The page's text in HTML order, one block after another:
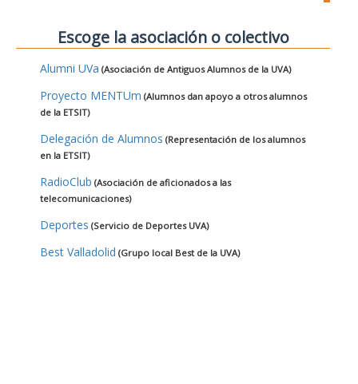
Escoge la asociación o colectivo
Alumni UVa (Asociación de Antiguos Alumnos de la UVA)
Proyecto MENTUm (Alumnos dan apoyo a otros alumnos
de la ETSIT)
Delegación de Alumnos (Representación de los alumnos
en la ETSIT)
RadioClub (Asociación de aficionados a las
telecomunicaciones)
Deportes (Servicio de Deportes UVA)
Best Valladolid (Grupo local Best de la UVA)